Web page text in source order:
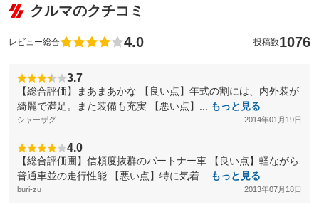
クルマのクチコミ
レビュー総合 4.0 投稿数1076
3.7
【総合評価】まあまあかな 【良い点】年式の割には、内外装が
綺麗で満足。また装備も充実 【悪い点】...
もっと見る
シャーザグ 2014年01月19日
4.0
【総合評価圃】信頼度抜群のパートナー車 【良い点】軽ながら
普通車並の走行性能 【悪い点】特に気着...
もっと見る
buri-zu 2013年07月18日